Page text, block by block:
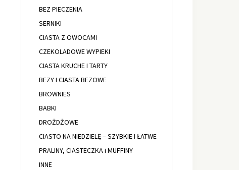
BEZ PIECZENIA
SERNIKI
CIASTA Z OWOCAMI
CZEKOLADOWE WYPIEKI
CIASTA KRUCHE I TARTY
BEZY I CIASTA BEZOWE
BROWNIES
BABKI
DROŻDŻOWE
CIASTO NA NIEDZIELĘ – SZYBKIE I ŁATWE
PRALINY, CIASTECZKA i MUFFINY
INNE